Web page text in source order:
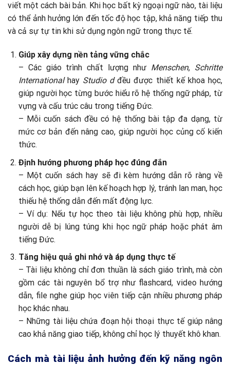
viết một cách bài bản. Khi học bất kỳ ngoại ngữ nào, tài liệu
có thể ảnh hưởng lớn đến tốc độ học tập, khả năng tiếp thu
và cả sự tự tin khi sử dụng ngôn ngữ trong thực tế.
Giúp xây dựng nền tảng vững chắc
– Các giáo trình chất lượng như Menschen, Schritte
Internationalhay Studio dđều được thiết kế khoa học,
giúp người học từng bước hiểu rõ hệ thống ngữ pháp, từ
vựng và cấu trúc câu trong tiếng Đức.
– Mỗi cuốn sách đều có hệ thống bài tập đa dạng, từ
mức cơ bản đến nâng cao, giúp người học củng cố kiến
thức.
Định hướng phương pháp học đúng đắn
– Một cuốn sách hay sẽ đi kèm hướng dẫn rõ ràng về
cách học, giúp bạn lên kế hoạch hợp lý, tránh lan man, học
thiếu hệ thống dẫn đến mất động lực.
– Ví dụ: Nếu tự học theo tài liệu không phù hợp, nhiều
người dễ bị lúng túng khi học ngữ pháp hoặc phát âm
tiếng Đức.
Tăng hiệu quả ghi nhớ và áp dụng thực tế
– Tài liệu không chỉ đơn thuần là sách giáo trình, mà còn
gồm các tài nguyên bổ trợ như flashcard, video hướng
dẫn, file nghe giúp học viên tiếp cận nhiều phương pháp
học khác nhau.
– Những tài liệu chứa đoạn hội thoại thực tế giúp nâng
cao khả năng giao tiếp, không chỉ học lý thuyết khô khan.
Cách mà tài liệu ảnh hưởng đến kỹ năng ngôn